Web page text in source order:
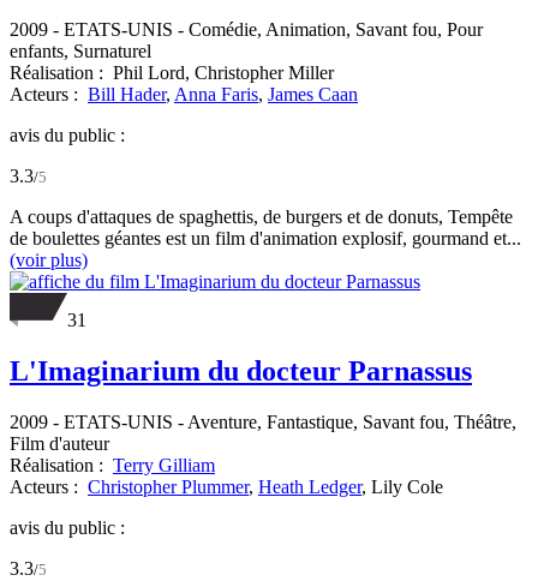
2009 - ETATS-UNIS - Comédie, Animation, Savant fou, Pour
enfants, Surnaturel
Réalisation : Phil Lord, Christopher Miller
Acteurs : Bill Hader, Anna Faris, James Caan
avis du public :
3.3/5
A coups d'attaques de spaghettis, de burgers et de donuts, Tempête
de boulettes géantes est un film d'animation explosif, gourmand et...
(voir plus)
31
L'Imaginarium du docteur Parnassus
2009 - ETATS-UNIS - Aventure, Fantastique, Savant fou, Théâtre,
Film d'auteur
Réalisation : Terry Gilliam
Acteurs : Christopher Plummer, Heath Ledger, Lily Cole
avis du public :
3.3/5